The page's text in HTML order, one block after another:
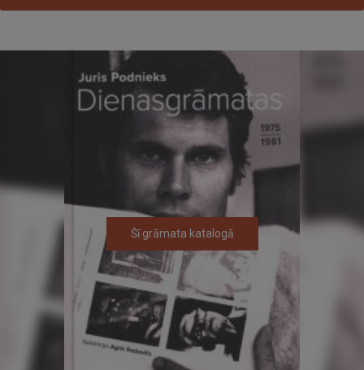
Šī grāmata katalogā